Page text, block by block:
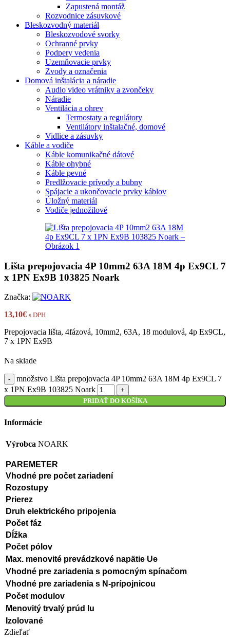
Zapustená montáž
Rozvodnice zásuvkové
Bleskozvodný materiál
Bleskozvodové svorky
Ochranné prvky
Podpery vedenia
Uzemňovacie prvky
Zvody a označenia
Domová inštalácia a náradie
Audio video vrátniky a zvončeky
Náradie
Ventilácia a ohrev
Termostaty a regulátory
Ventilátory inštalačné, domové
Vidlice a zásuvky
Káble a vodiče
Káble komunikačné dátové
Káble ohybné
Káble pevné
Predlžovacie prívody a bubny
Spájacie a ukončovacie prvky káblov
Úložný materiál
Vodiče jednožilové
Lišta prepojovacia 4P 10mm2 63A 18M 4p Ex9CL 7
x 1PN Ex9B 103825 Noark
Značka:
13,10€ s DPH
Prepojovacia lišta, 4fázová, 10mm2, 63A, 18 modulová, 4p Ex9CL,
7 x 1PN Ex9B
Na sklade
množstvo Lišta prepojovacia 4P 10mm2 63A 18M 4p Ex9CL 7
x 1PN Ex9B 103825 Noark
PRIDAŤ DO KOŠÍKA
Informácie
Výrobca NOARK
PAREMETER
Vhodné pre počet zariadení
Rozostupy
Prierez
Druh elektrického pripojenia
Počet fáz
Dĺžka
Počet pólov
Max. menovité prevádzkové napätie Ue
Vhodné pre zariadenia s pomocným spínačom
Vhodné pre zariadenia s N-prípojnicou
Počet modulov
Menovitý trvalý prúd lu
Izolované
Zdieľať